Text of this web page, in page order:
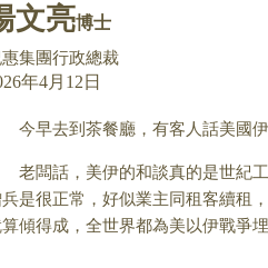
文亮博士
集團行政總裁
年4月12日
早去到茶餐廳，有客人話美國伊
闆話，美伊的和談真的是世紀工
是很正常，好似業主同租客續租
傾得成，全世界都為美以伊戰爭